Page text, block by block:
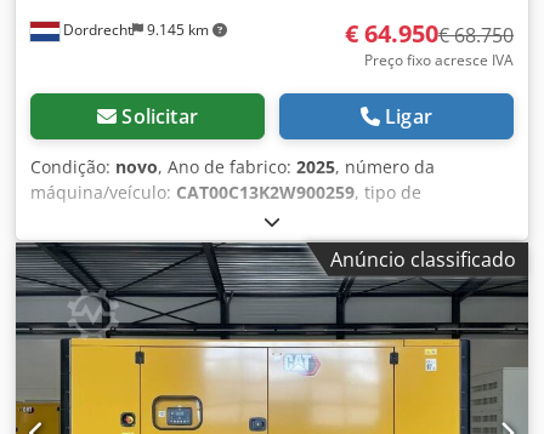
Dordrecht 9.145 km € 64.950€ 68.750
Preço fixo acresce IVA
Solicitar Ligar
Condição: novo, Ano de fabrico: 2025, número da
máquina/veículo: CAT00C13K2W900259, tipo de
, fabricante de motores:
C13, Finalidade de uso: Construção civil Peso vazio: 4.667
kg Potência do gerador: 400 kVA Dimensões do
compartimento de carga: 493 x 162 x 222 cm Certificação
CE: sim Volume do tanque de água: 800 l País de
fabricação: CN Entre em contato com a equipe DPX para
mais informações. Dcsdpfxey T Uwdj Ackjk = Outras opções
e acessórios = - Bateria - Painel de controle - Teto de aço -
Caminhão-pipa
Anúncio classificado